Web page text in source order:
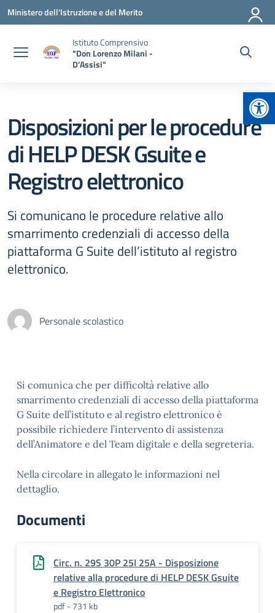
Vai ai contenuti
Vai al menu di navigazione
Vai al footer
Ministero dell'Istruzione e del Merito
Istituto Comprensivo
"Don Lorenzo Milani -
D’Assisi"
Disposizioni per le procedure
di HELP DESK Gsuite e
Registro elettronico
Si comunicano le procedure relative allo
smarrimento credenziali di accesso della
piattaforma G Suite dell’istituto al registro
elettronico.
Personale scolastico
Si comunica che per difficoltà relative allo
smarrimento credenziali di accesso della piattaforma
G Suite dell’istituto e al registro elettronico è
possibile richiedere l’intervento di assistenza
dell’Animatore e del Team digitale e della segreteria.
Nella circolare in allegato le informazioni nel
dettaglio.
Documenti
Circ. n. 29S 30P 25I 25A - Disposizione
relative alla procedure di HELP DESK Gsuite
e Registro Elettronico
pdf - 731 kb